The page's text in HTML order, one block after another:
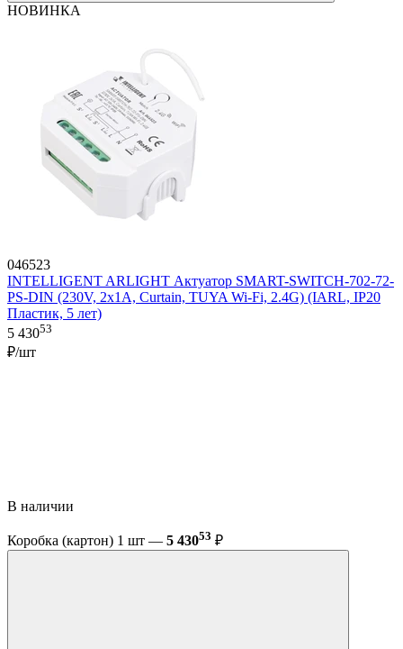
НОВИНКА
046523
INTELLIGENT ARLIGHT Актуатор SMART-SWITCH-702-72-
PS-DIN (230V, 2x1A, Curtain, TUYA Wi-Fi, 2.4G) (IARL, IP20
Пластик, 5 лет)
5 43053
₽/шт
В наличии
Коробка (картон) 1 шт — 5 43053 ₽